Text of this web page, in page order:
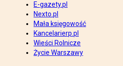
E-gazety.pl
Nexto.pl
Mała księgowość
Kancelarierp.pl
Wieści Rolnicze
Życie Warszawy